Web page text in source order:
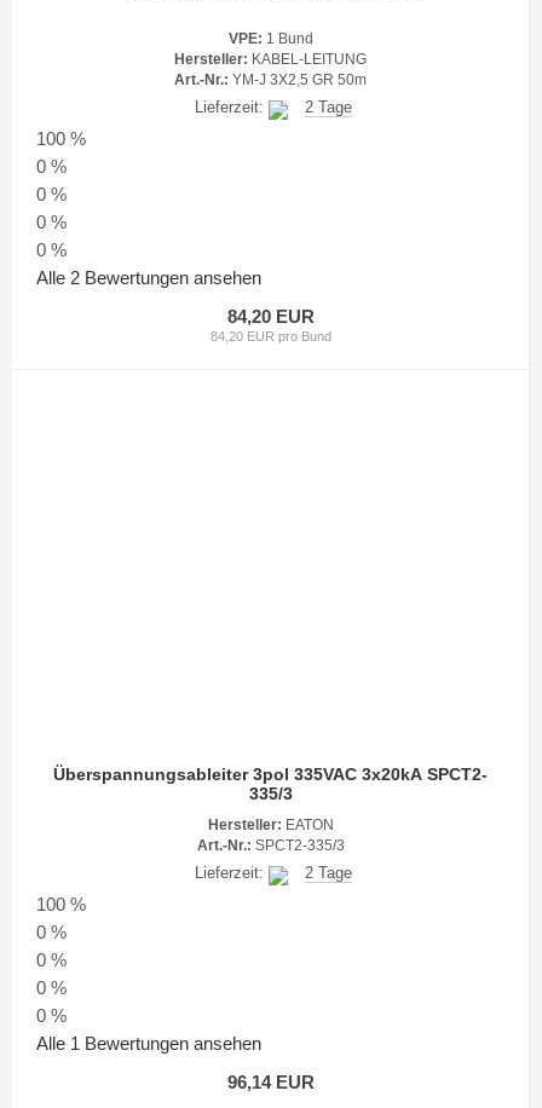
VPE: 1 Bund
Hersteller: KABEL-LEITUNG
Art.-Nr.: YM-J 3X2,5 GR 50m
Lieferzeit: 2 Tage
100 %
0 %
0 %
0 %
0 %
Alle 2 Bewertungen ansehen
84,20 EUR
84,20 EUR pro Bund
Überspannungsableiter 3pol 335VAC 3x20kA SPCT2-
335/3
Hersteller: EATON
Art.-Nr.: SPCT2-335/3
Lieferzeit: 2 Tage
100 %
0 %
0 %
0 %
0 %
Alle 1 Bewertungen ansehen
96,14 EUR